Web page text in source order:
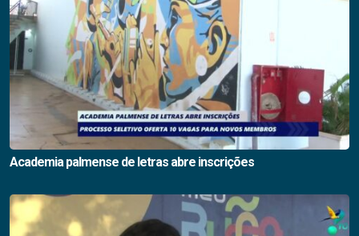
Academia palmense de letras abre inscrições